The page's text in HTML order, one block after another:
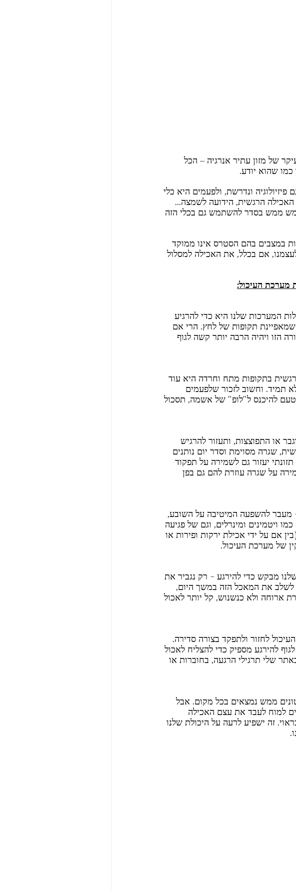
של מזון עתיר אנרגיה – הכל
שהוא יודע.
ונדרשת, ולפעמים היא כלי
האכילה הרגשית, הידועה לשמצה...
ממש ממש בסדר להשתמש גם בכלי הזה
במצבים בהם הסטרס אינו ממוקד
אם בכלל, את האכילה למסלול
מערכת העיכול:
המערכות שלנו היא כדי להרגיע
תקופות של לחץ. הרי אם
הזו ויהיה הרבה יותר קשה לגוף
רגשית בתקופות מתח וחרדה היא עוד
תמיד. וחשוב לזכור שלפעמים
להיכנס ל"לופ" של אשמה, תסכול
או התפוצצות, ותעזור להרגיש
שגרה מסוימת וסדר יום נותנים
יעזור גם לשמירה על תפקוד
על שגרה עוזרת להם גם בפן
מעבר להשפעה המיטיבה על השובע,
ויטמינים ומינרלים, וגם של פגיעה
אם על ידי אכילת ירקות ופירות או
של מערכת העיכול.
מבקש כדי להירגע - רק נגביר את
לשלב את המאכל הזה במשך היום,
ארוחה ולא כנשנוש, קל יותר לאכול
לחזור ולתפקד בצורה סדירה.
להירגע מספיק כדי להצליח לאכול
שלי תרגילי הרגעה, בחוברות או
ממש נמצאים בכל מקום. אבל
למוח לעבד את עצם האכילה
זה ישפיע לרעה על היכולת שלנו